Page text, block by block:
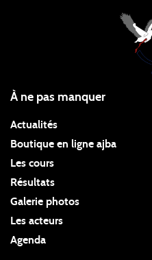
À ne pas manquer
Actualités
Boutique en ligne ajba
Les cours
Résultats
Galerie photos
Les acteurs
Agenda